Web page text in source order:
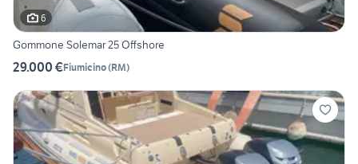
6
Gommone Solemar 25 Offshore
29.000 €Fiumicino(RM)